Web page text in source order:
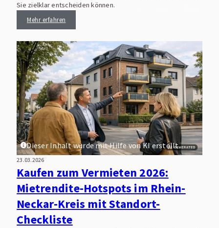
Sie zielklar entscheiden können.
Mehr erfahren
Dieser Inhalt wurde mit Hilfe von KI erstellt.
23.03.2026
Kaufen zum Vermieten 2026:
Mietrendite-Hotspots im Rhein-
Neckar-Kreis mit Standort-
Checkliste